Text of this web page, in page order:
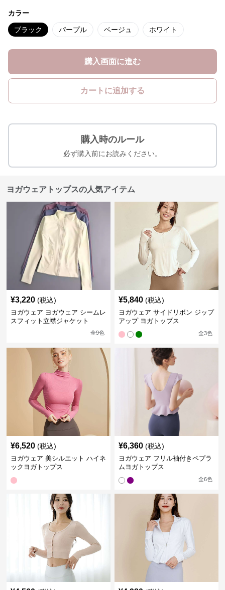
カラー
ブラック パープル ベージュ ホワイト
購入画面に進む
カートに追加する
購入時のルール
必ず購入前にお読みください。
ヨガウェアトップスの人気アイテム
¥3,220 (税込)
ヨガウェア ヨガウェア シームレ
スフィット立襟ジャケット
全9色
¥5,840 (税込)
ヨガウェア サイドリボン ジップ
アップ ヨガトップス
全3色
¥6,520 (税込)
ヨガウェア 美シルエット ハイネ
ックヨガトップス
¥6,360 (税込)
ヨガウェア フリル袖付きペプラ
ムヨガトップス
全6色